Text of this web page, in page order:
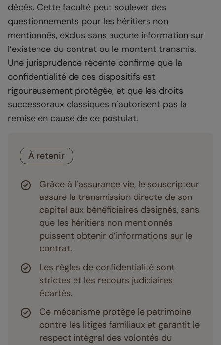
décès. Cette faculté peut soulever des
questionnements pour les héritiers non
mentionnés, exclus sans aucune information sur
l’existence du contrat ou le montant transmis.
Une jurisprudence récente confirme que la
confidentialité de ces dispositifs est
rigoureusement protégée, et que les droits
successoraux classiques n’autorisent pas la
remise en cause de ce postulat.
À retenir
Grâce à l’assurance vie, le souscripteur
assure la transmission directe de son
capital aux bénéficiaires désignés, sans
que les héritiers non mentionnés
puissent obtenir d’informations sur le
contrat.
Les règles de confidentialité sont
strictes et les recours judiciaires
écartés.
Ce mécanisme protège le patrimoine
contre les litiges familiaux et garantit le
respect intégral des volontés du